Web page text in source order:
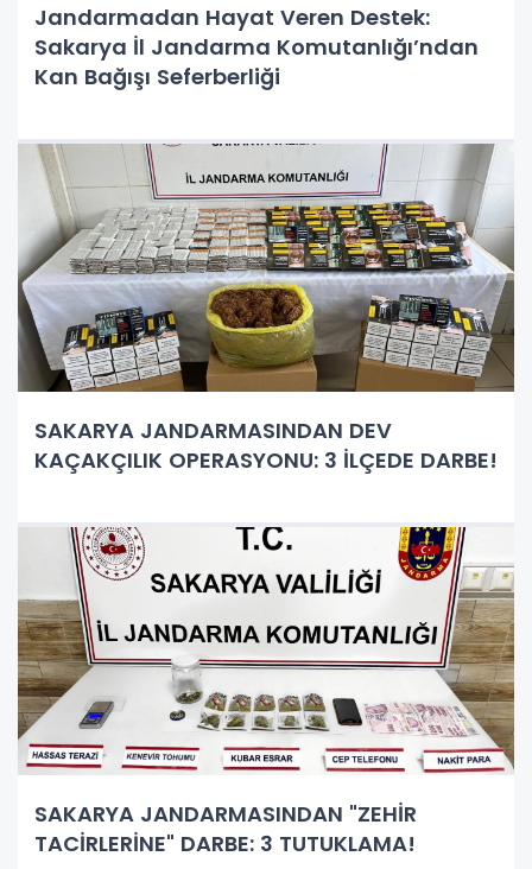
Jandarmadan Hayat Veren Destek:
Sakarya İl Jandarma Komutanlığı’ndan
Kan Bağışı Seferberliği
SAKARYA JANDARMASINDAN DEV
KAÇAKÇILIK OPERASYONU: 3 İLÇEDE DARBE!
SAKARYA JANDARMASINDAN "ZEHİR
TACİRLERİNE" DARBE: 3 TUTUKLAMA!